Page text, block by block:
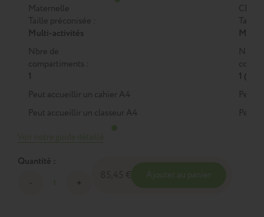
Maternelle
Taille préconisée :
Multi-activités
Nbre de
compartiments :
1
Peut accueillir un cahier A4
Peut accueillir un classeur A4
CP
Taille
M
Nbre
1 (M)
Peut
Peut
Quantité :